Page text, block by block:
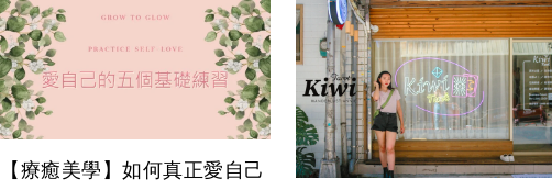
【療癒美學】如何真正愛自己